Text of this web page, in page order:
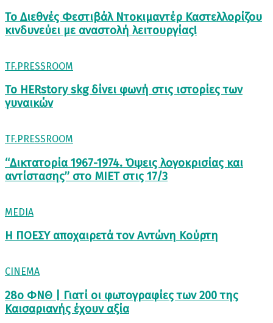
Το Διεθνές Φεστιβάλ Ντοκιμαντέρ Καστελλορίζου
κινδυνεύει με αναστολή λειτουργίας!
TF.PRESSROOM
Το HERstory skg δίνει φωνή στις ιστορίες των
γυναικών
TF.PRESSROOM
“Δικτατορία 1967-1974. Όψεις λογοκρισίας και
αντίστασης” στο ΜΙΕΤ στις 17/3
MEDIA
Η ΠΟΕΣΥ αποχαιρετά τον Αντώνη Κούρτη
CINEMA
28ο ΦΝΘ | Γιατί οι φωτογραφίες των 200 της
Καισαριανής έχουν αξία